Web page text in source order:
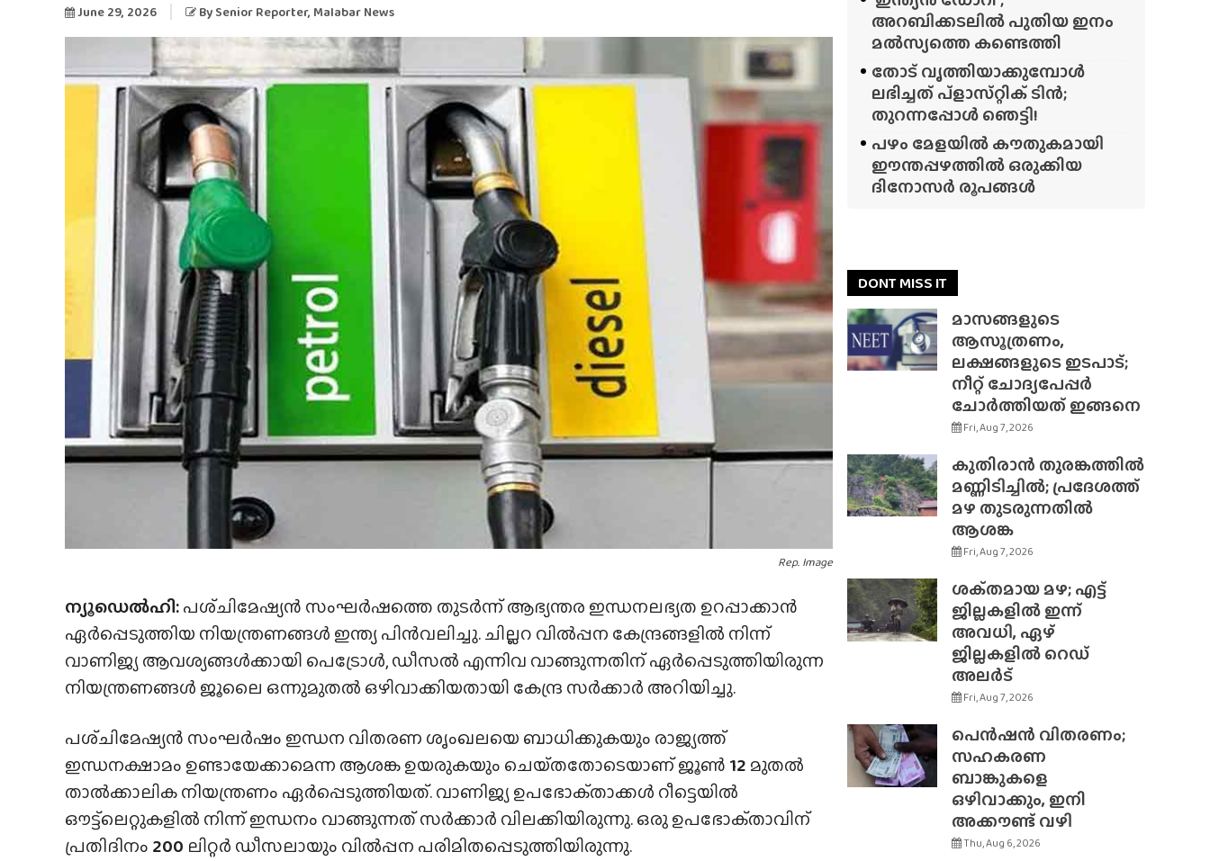
June 29, 2026 By Senior Reporter, Malabar News
Rep. Image
ന്യൂഡെൽഹി:പശ്‌ചിമേഷ്യൻ സംഘർഷത്തെ തുടർന്ന് ആഭ്യന്തര ഇന്ധനലഭ്യത ഉറപ്പാക്കാൻ
ഏർപ്പെടുത്തിയ നിയന്ത്രണങ്ങൾ ഇന്ത്യ പിൻവലിച്ചു. ചില്ലറ വിൽപ്പന കേന്ദ്രങ്ങളിൽ നിന്ന്
വാണിജ്യ ആവശ്യങ്ങൾക്കായി പെട്രോൾ, ഡീസൽ എന്നിവ വാങ്ങുന്നതിന് ഏർപ്പെടുത്തിയിരുന്ന
നിയന്ത്രണങ്ങൾ ജൂലൈ ഒന്നുമുതൽ ഒഴിവാക്കിയതായി കേന്ദ്ര സർക്കാർ അറിയിച്ചു.
പശ്‌ചിമേഷ്യൻ സംഘർഷം ഇന്ധന വിതരണ ശൃംഖലയെ ബാധിക്കുകയും രാജ്യത്ത്
ഇന്ധനക്ഷാമം ഉണ്ടായേക്കാമെന്ന ആശങ്ക ഉയരുകയും ചെയ്‌തതോടെയാണ്‌ ജൂൺ 12 മുതൽ
താൽക്കാലിക നിയന്ത്രണം ഏർപ്പെടുത്തിയത്. വാണിജ്യ ഉപഭോക്‌താക്കൾ റീട്ടെയിൽ
ഔട്ട്ലെറ്റുകളിൽ നിന്ന് ഇന്ധനം വാങ്ങുന്നത് സർക്കാർ വിലക്കിയിരുന്നു. ഒരു ഉപഭോക്‌താവിന്
പ്രതിദിനം 200 ലിറ്റർ ഡീസലായും വിൽപ്പന പരിമിതപ്പെടുത്തിയിരുന്നു.
അറബിക്കടലിൽ പുതിയ ഇനം
മൽസ്യത്തെ കണ്ടെത്തി
തോട് വൃത്തിയാക്കുമ്പോൾ
ലഭിച്ചത് പ്‌ളാസ്‌റ്റിക് ടിൻ;
തുറന്നപ്പോൾ ഞെട്ടി!
പഴം മേളയിൽ കൗതുകമായി
ഈന്തപ്പഴത്തിൽ ഒരുക്കിയ
ദിനോസർ രൂപങ്ങൾ
DONT MISS IT
മാസങ്ങളുടെ
ആസൂത്രണം,
ലക്ഷങ്ങളുടെ ഇടപാട്;
നീറ്റ് ചോദ്യപേപ്പർ
ചോർത്തിയത് ഇങ്ങനെ
Fri, Aug 7, 2026
കുതിരാൻ തുരങ്കത്തിൽ
മണ്ണിടിച്ചിൽ; പ്രദേശത്ത്
മഴ തുടരുന്നതിൽ
ആശങ്ക
Fri, Aug 7, 2026
ശക്‌തമായ മഴ; എട്ട്
ജില്ലകളിൽ ഇന്ന്
അവധി, ഏഴ്
ജില്ലകളിൽ റെഡ്
അലർട്
Fri, Aug 7, 2026
പെൻഷൻ വിതരണം;
സഹകരണ
ബാങ്കുകളെ
ഒഴിവാക്കും, ഇനി
അക്കൗണ്ട് വഴി
Thu, Aug 6, 2026